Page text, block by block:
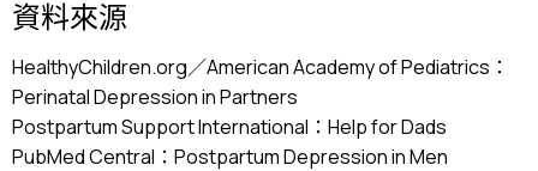
資料來源
HealthyChildren.org／American Academy of Pediatrics：
Perinatal Depression in Partners
Postpartum Support International：Help for Dads
PubMed Central：Postpartum Depression in Men